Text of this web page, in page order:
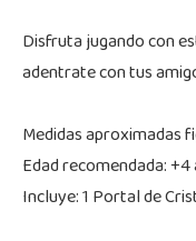
Disfruta jugando con
adentrate con tus
Medidas aproximadas
Edad recomendada:
Incluye: 1 Portal de